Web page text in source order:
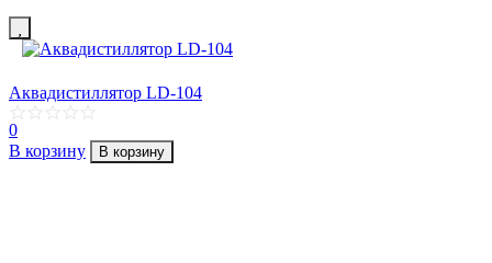
Аквадистиллятор LD-104
0
В корзину
В корзину